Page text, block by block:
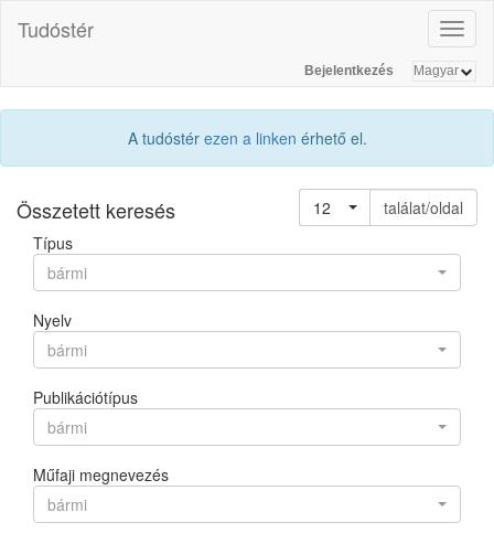
Tudóstér
Bejelentkezés
A tudóstér ezen a linken érhető el.
Összetett keresés 12
találat/oldal
Típus
bármi
Nyelv
bármi
Publikációtípus
bármi
Műfaji megnevezés
bármi